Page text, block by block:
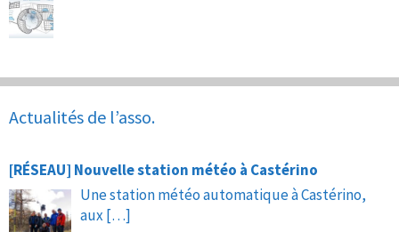
Actualités de l’asso.
[RÉSEAU] Nouvelle station météo à Castérino
Une station météo automatique à Castérino,
aux […]